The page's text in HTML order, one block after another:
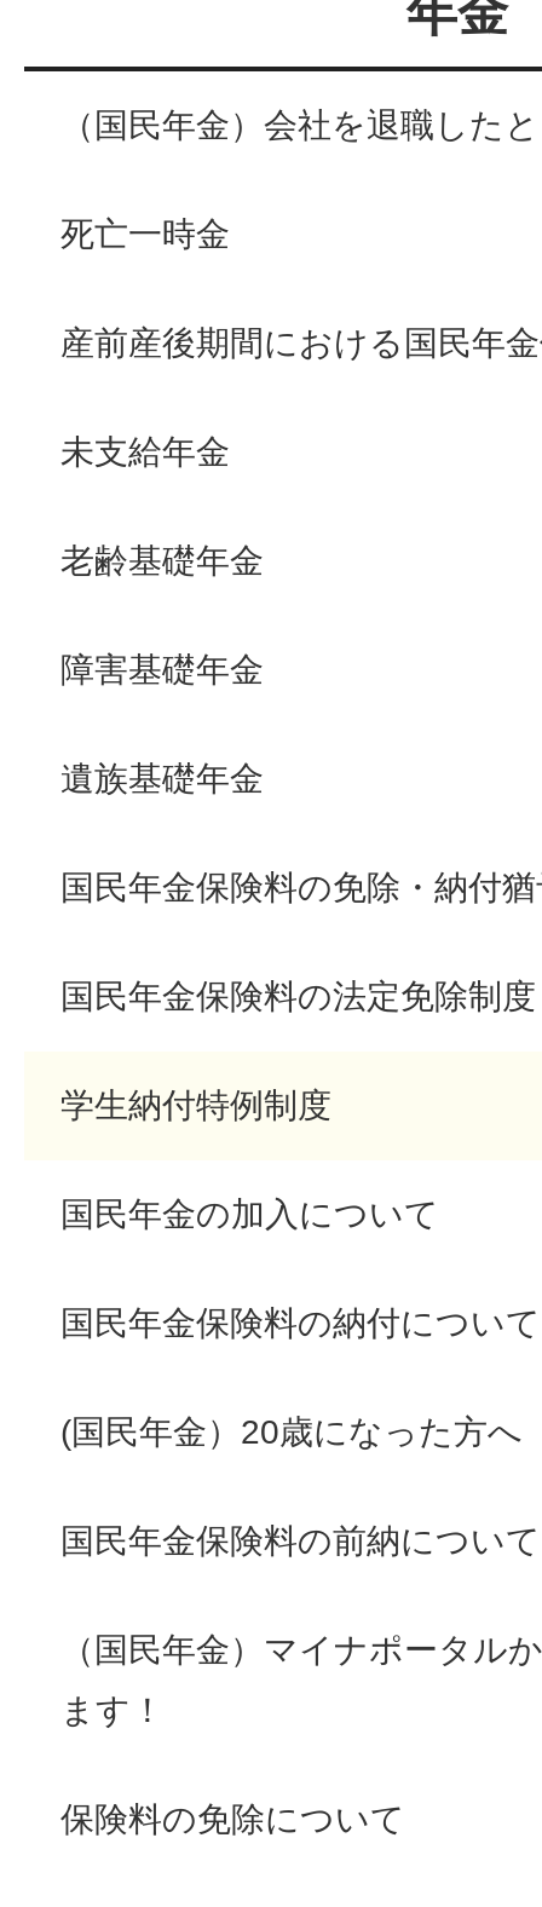
年金
（国民年金）会社を退職した
死亡一時金
産前産後期間における国民年
未支給年金
老齢基礎年金
障害基礎年金
遺族基礎年金
国民年金保険料の免除・納付
国民年金保険料の法定免除制度
学生納付特例制度
国民年金の加入について
国民年金保険料の納付について
(国民年金）20歳になった方へ
国民年金保険料の前納について
（国民年金）マイナポータル
ます！
保険料の免除について